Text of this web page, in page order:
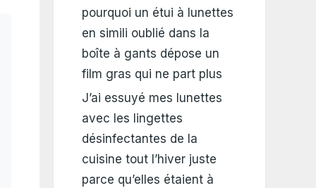
pourquoi un étui à lunettes
en simili oublié dans la
boîte à gants dépose un
film gras qui ne part plus
J’ai essuyé mes lunettes
avec les lingettes
désinfectantes de la
cuisine tout l’hiver juste
parce qu’elles étaient à